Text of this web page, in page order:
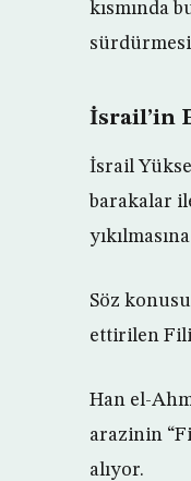
kısmında
İsrail’in
İsrail
barakalar
Söz
ettirilen
Han el-
arazinin
alıyor.